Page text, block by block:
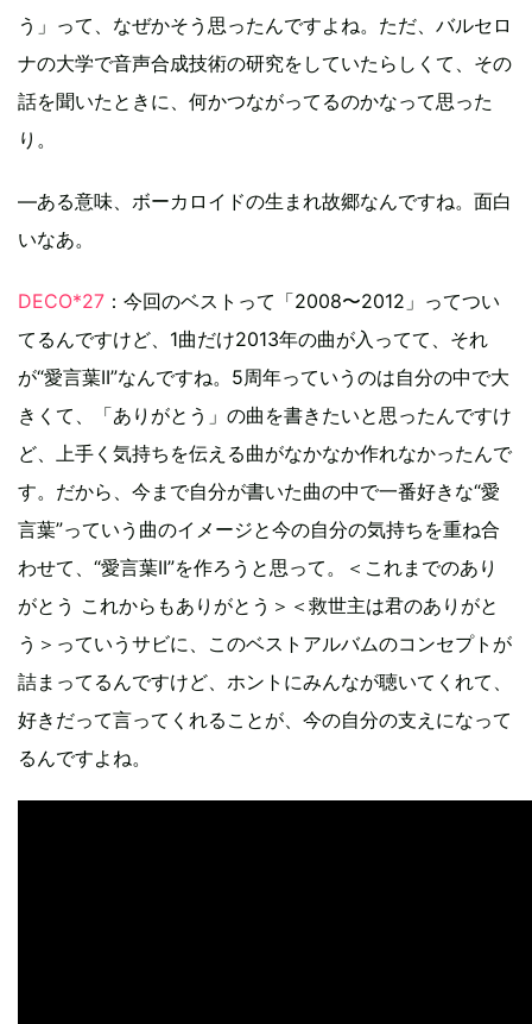
う」って、なぜかそう思ったんですよね。ただ、バルセロ
ナの大学で音声合成技術の研究をしていたらしくて、その
話を聞いたときに、何かつながってるのかなって思った
り。
―ある意味、ボーカロイドの生まれ故郷なんですね。面白
いなあ。
DECO*27 ：今回のベストって「2008〜2012」ってつい
てるんですけど、1曲だけ2013年の曲が入ってて、それ
が“愛言葉II”なんですね。5周年っていうのは自分の中で大
きくて、「ありがとう」の曲を書きたいと思ったんですけ
ど、上手く気持ちを伝える曲がなかなか作れなかったんで
す。だから、今まで自分が書いた曲の中で一番好きな“愛
言葉”っていう曲のイメージと今の自分の気持ちを重ね合
わせて、“愛言葉II”を作ろうと思って。＜これまでのあり
がとう これからもありがとう＞＜救世主は君のありがと
う＞っていうサビに、このベストアルバムのコンセプトが
詰まってるんですけど、ホントにみんなが聴いてくれて、
好きだって言ってくれることが、今の自分の支えになって
るんですよね。